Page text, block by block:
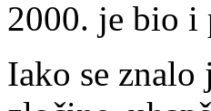
2000. je bio i
Iako se znalo